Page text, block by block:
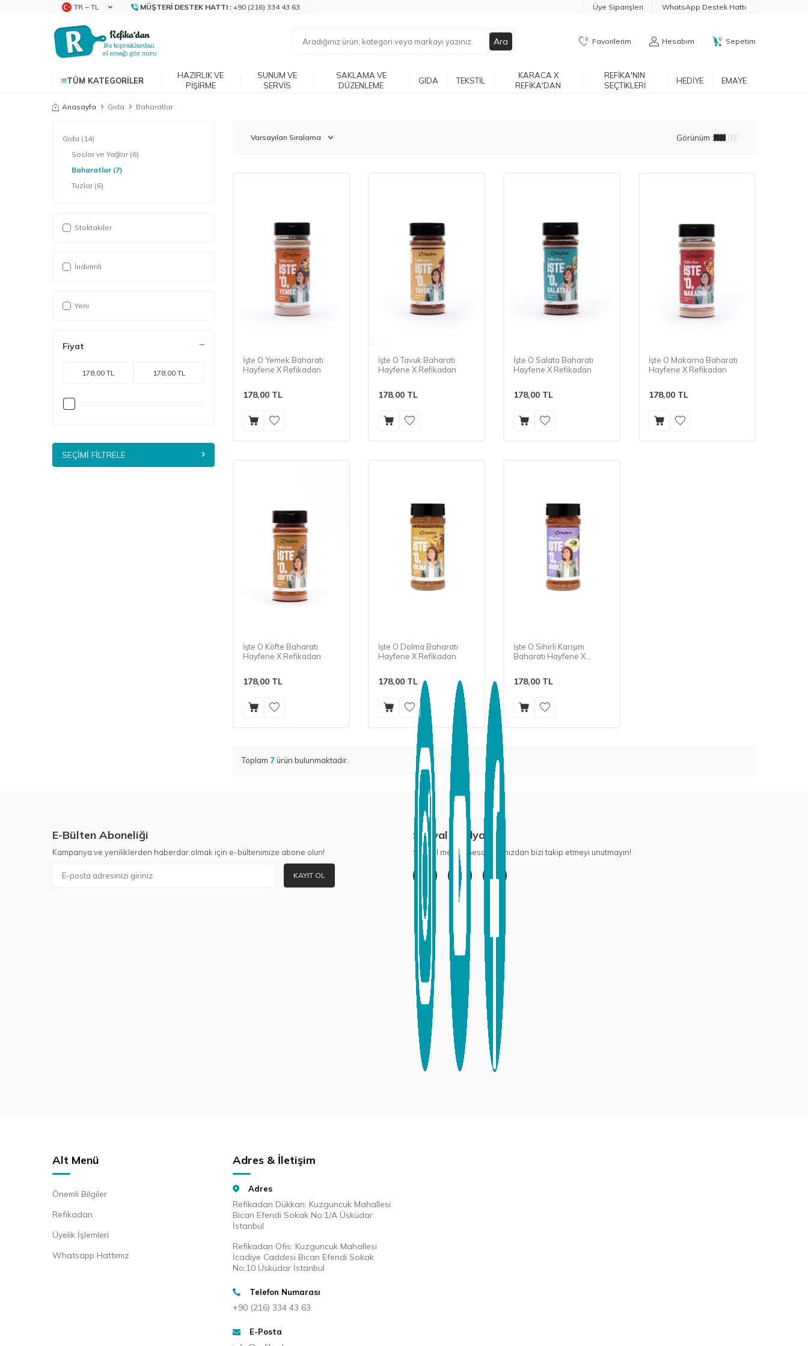
TR − TL MÜŞTERI DESTEK HATTI : +90 (216) 334 43 63 Üye Siparişleri WhatsApp Destek Hattı
Ara 0 Favorilerim Hesabım 0 Sepetim
TÜM KATEGORILER
HAZIRLIK VE
PIŞIRME
SUNUM VE
SERVIS
SAKLAMA VE
DÜZENLEME
GIDA TEKSTIL
KARACA X
REFIKA'DAN
REFIKA'NIN
SEÇTIKLERI
HEDIYE EMAYE
Anasayfa Gıda Baharatlar
Gıda (14)
Soslar ve Yağlar (6)
Baharatlar (7)
Tuzlar (6)
Stoktakiler
İndirimli
Yeni
Fiyat
SEÇIMI FILTRELE
Görünüm :
İşte O Yemek Baharatı
Hayfene X Refikadan
178,00 TL
İşte O Tavuk Baharatı
Hayfene X Refikadan
178,00 TL
İşte O Salata Baharatı
Hayfene X Refikadan
178,00 TL
İşte O Makarna Baharatı
Hayfene X Refikadan
178,00 TL
İşte O Köfte Baharatı
Hayfene X Refikadan
178,00 TL
İşte O Dolma Baharatı
Hayfene X Refikadan
178,00 TL
İşte O Sihirli Karışım
Baharatı Hayfene X
178,00 TL
Toplam 7ürün bulunmaktadır.
E-Bülten Aboneliği
Kampanya ve yeniliklerden haberdar olmak için e-bültenimize abone olun!
KAYIT OL
Sosyal Medya
Sosyal medya hesaplarımızdan bizi takip etmeyi unutmayın!
Alt Menü
Önemli Bilgiler
Refikadan
Üyelik İşlemleri
Whatsapp Hattımız
Adres & İletişim
Adres
Refikadan Dükkan: Kuzguncuk Mahallesi
Bican Efendi Sokak No:1/A Üsküdar
İstanbul
Refikadan Ofis: Kuzguncuk Mahallesi
İcadiye Caddesi Bican Efendi Sokak
No:10 Üsküdar İstanbul
Telefon Numarası
+90 (216) 334 43 63
E-Posta